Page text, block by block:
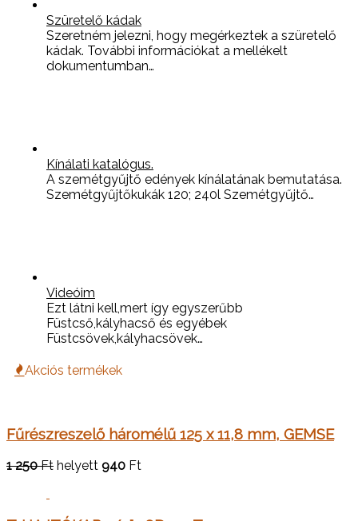
Szüretelő kádak
Szeretném jelezni, hogy megérkeztek a szüretelő
kádak. További információkat a mellékelt
dokumentumban…
Kínálati katalógus.
A szemétgyűjtő edények kínálatának bemutatása.
Szemétgyűjtőkukák 120; 240l Szemétgyűjtő…
Videóim
Ezt látni kell,mert így egyszerűbb
Füstcső,kályhacső és egyébek
Füstcsövek,kályhacsövek…
Akciós termékek
Fűrészreszelő háromélű 125 x 11,8 mm, GEMSE
1 250 Ft helyett 940 Ft